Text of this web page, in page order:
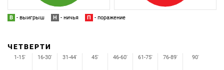
В - выигрыш Н - ничья П - поражение
ЧЕТВЕРТИ
1-15' 16-30' 31-44' 45' 46-60' 61-75' 76-89' 90'